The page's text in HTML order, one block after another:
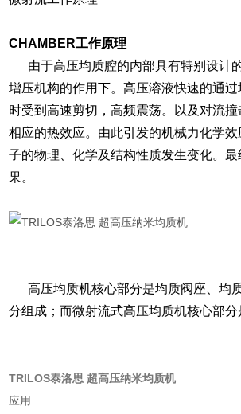
CHAMBER工作原理
由于高压均质腔的内部具有特别设计
增压机构的作用下。高压溶液快速的通过
时受到高速剪切，高频震荡。以及对流
相应的热效应。由此引发的机械力化学
子的物理、化学及结构性质发生变化。
果。
高压均质机核心部分是均质阀座、均
分组成；而微射流式高压均质机核心部分
TRILOS泰洛思 超高压纳米均质机
应用